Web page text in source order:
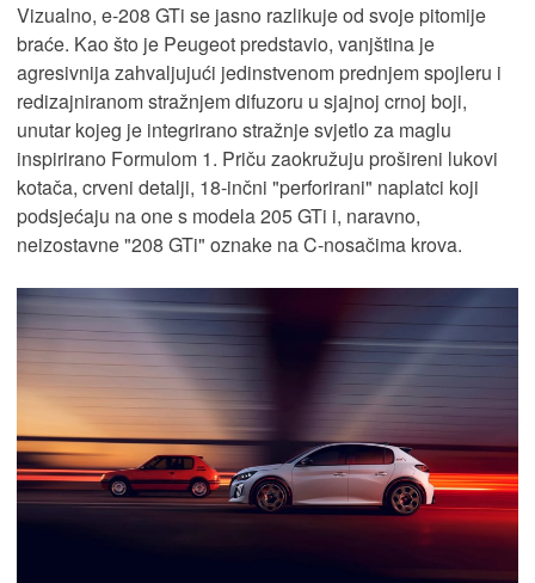
Vizualno, e-208 GTi se jasno razlikuje od svoje pitomije
braće. Kao što je Peugeot predstavio, vanjština je
agresivnija zahvaljujući jedinstvenom prednjem spojleru i
redizajniranom stražnjem difuzoru u sjajnoj crnoj boji,
unutar kojeg je integrirano stražnje svjetlo za maglu
inspirirano Formulom 1. Priču zaokružuju prošireni lukovi
kotača, crveni detalji, 18-inčni "perforirani" naplatci koji
podsjećaju na one s modela 205 GTi i, naravno,
neizostavne "208 GTi" oznake na C-nosačima krova.